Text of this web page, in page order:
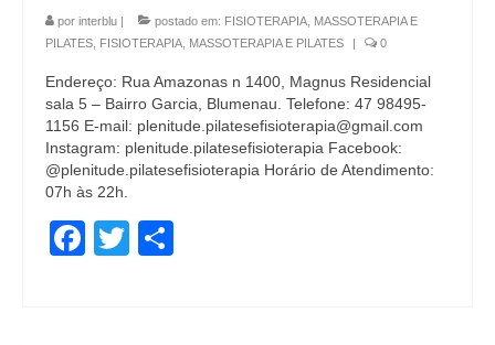
por interblu postado em: FISIOTERAPIA, MASSOTERAPIA E
PILATES
FISIOTERAPIA, MASSOTERAPIA E PILATES 0
Endereço: Rua Amazonas n 1400, Magnus Residencial
sala 5 – Bairro Garcia, Blumenau. Telefone: 47 98495-
1156 E-mail: plenitude.pilatesefisioterapia@gmail.com
Instagram: plenitude.pilatesefisioterapia Facebook:
@plenitude.pilatesefisioterapia Horário de Atendimento:
07h às 22h.
Facebook
Twitter